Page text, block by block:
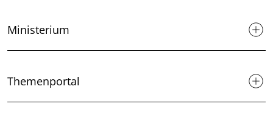
Ministerium
Themenportal